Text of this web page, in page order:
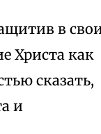
в
Христа как
сказать,
и